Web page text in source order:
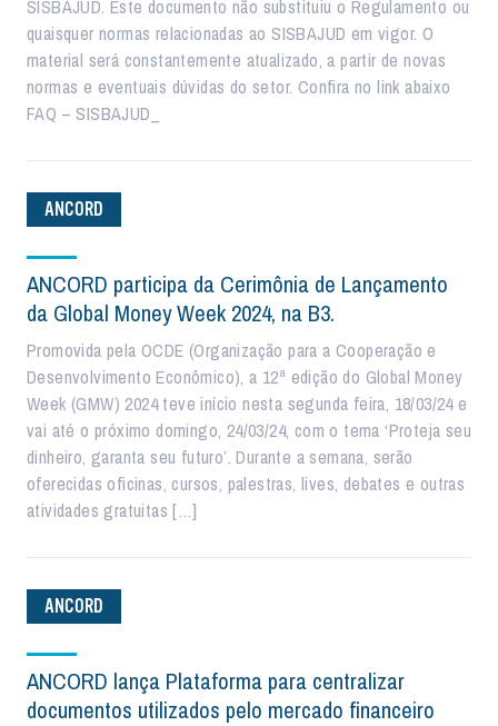
SISBAJUD. Este documento não substituiu o Regulamento ou
quaisquer normas relacionadas ao SISBAJUD em vigor. O
material será constantemente atualizado, a partir de novas
normas e eventuais dúvidas do setor. Confira no link abaixo
FAQ – SISBAJUD_
ANCORD
ANCORD participa da Cerimônia de Lançamento
da Global Money Week 2024, na B3.
Promovida pela OCDE (Organização para a Cooperação e
Desenvolvimento Econômico), a 12ª edição do Global Money
Week (GMW) 2024 teve início nesta segunda feira, 18/03/24 e
vai até o próximo domingo, 24/03/24, com o tema ‘Proteja seu
dinheiro, garanta seu futuro’. Durante a semana, serão
oferecidas oficinas, cursos, palestras, lives, debates e outras
atividades gratuitas […]
ANCORD
ANCORD lança Plataforma para centralizar
documentos utilizados pelo mercado financeiro